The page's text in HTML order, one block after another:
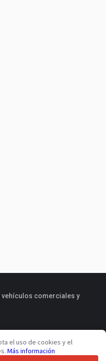
vehículos comerciales y
el uso de cookies y el
Más información